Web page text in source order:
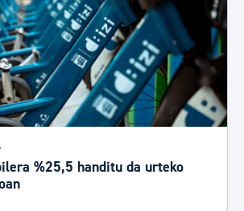
%25,5 handitu da urteko